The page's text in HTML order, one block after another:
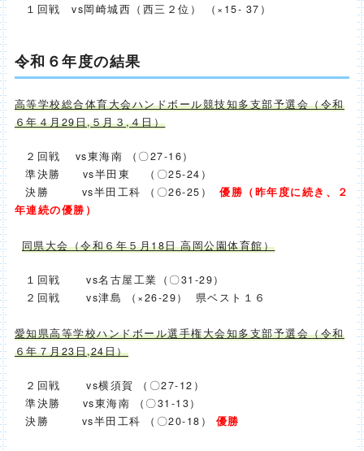
１回戦 vs岡崎城西（西三２位） （×15- 37）
令和６年度の結果
高等学校総合体育大会ハンドボール競技知多支部予選会（令和
６年４月29日,５月３,４日）
２回戦 vs東海南 （〇27-16）
準決勝 vs半田東 （〇25-24）
決勝 vs半田工科 （〇26-25）優勝 （昨年度に続き、２
年連続の優勝）
同県大会（令和６年５月18日 高岡公園体育館）
１回戦 vs名古屋工業（〇31-29）
２回戦 vs津島 （×26-29） 県ベスト１６
愛知県高等学校ハンドボール選手権大会知多支部予選会（令和
６年７月23日,24日）
２回戦 vs横須賀 （〇27-12）
準決勝 vs東海南 （〇31-13）
決勝 vs半田工科 （〇20-18） 優勝